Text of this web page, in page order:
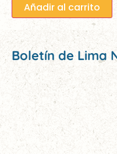
Añadir al carrito
Boletín de Lima